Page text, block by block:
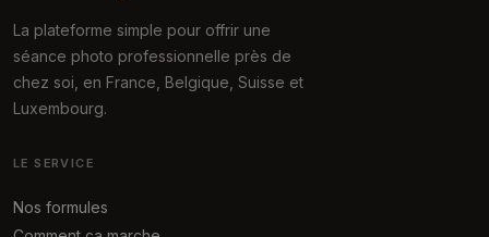
La plateforme simple pour offrir une
séance photo professionnelle près de
chez soi, en France, Belgique, Suisse et
Luxembourg.
LE SERVICE
Nos formules